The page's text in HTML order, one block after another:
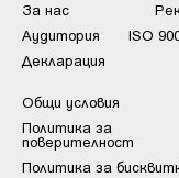
За нас
Аудитория
ISO
Декларация
Общи условия
Пoлитикa зa
пoвepитeлнocт
Политика за